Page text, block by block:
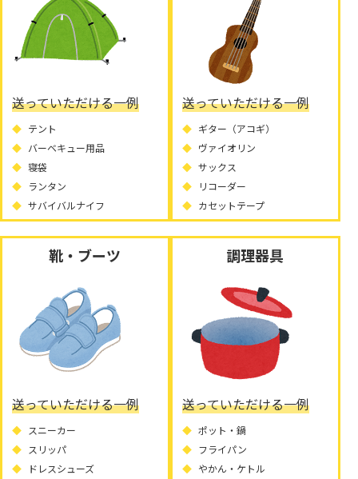
送っていただける一例
テント
バーベキュー用品
寝袋
ランタン
サバイバルナイフ
送っていただける一例
ギター（アコギ）
ヴァイオリン
サックス
リコーダー
カセットテープ
靴・ブーツ
送っていただける一例
スニーカー
スリッパ
ドレスシューズ
調理器具
送っていただける一例
ポット・鍋
フライパン
やかん・ケトル